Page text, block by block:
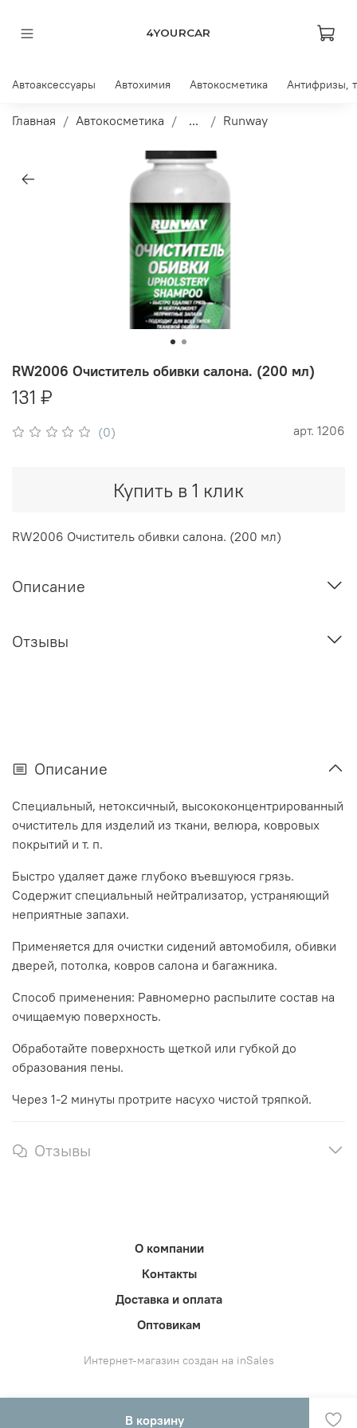
4YOURCAR
Автоаксессуары Автохимия Автокосметика Антифризы,
Главная Автокосметика ... Runway
(0) арт. 1206
RW2006 Очиститель обивки салона. (200 мл)
131 ₽
В корзину
Купить в 1 клик
RW2006 Очиститель обивки салона. (200 мл)
Описание
Отзывы
Описание
Специальный, нетоксичный, высококонцентрированный
очиститель для изделий из ткани, велюра, ковровых
покрытий и т. п.
Быстро удаляет даже глубоко въевшуюся грязь.
Содержит специальный нейтрализатор, устраняющий
неприятные запахи.
Применяется для очистки сидений автомобиля, обивки
дверей, потолка, ковров салона и багажника.
Способ применения: Равномерно распылите состав на
очищаемую поверхность.
Обработайте поверхность щеткой или губкой до
образования пены.
Через 1-2 минуты протрите насухо чистой тряпкой.
Отзывы
О компании
Контакты
Доставка и оплата
Оптовикам
Интернет-магазин создан на inSales